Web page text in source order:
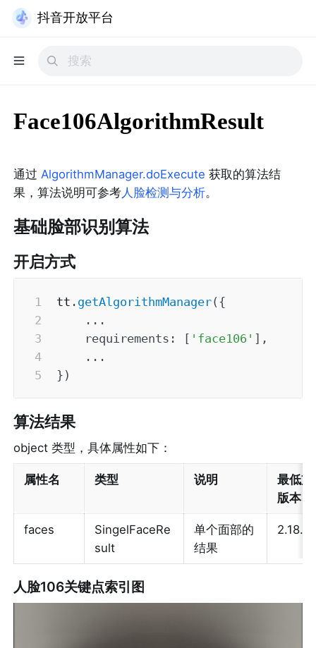
抖音开放平台
Face106AlgorithmResult
通过 AlgorithmManager.doExecute 获取的算法结
果，算法说明可参考 人脸检测与分析。
基础脸部识别算法
开启方式
tt . getAlgorithmManager( {
...
requirements : [ 'face106' ] ,
...
} )
算法结果
object 类型，具体属性如下：
属性名 类型 说明
最低支
版本
faces
SingelFaceRe
sult
单个面部的
结果
2.18.0
人脸106关键点索引图